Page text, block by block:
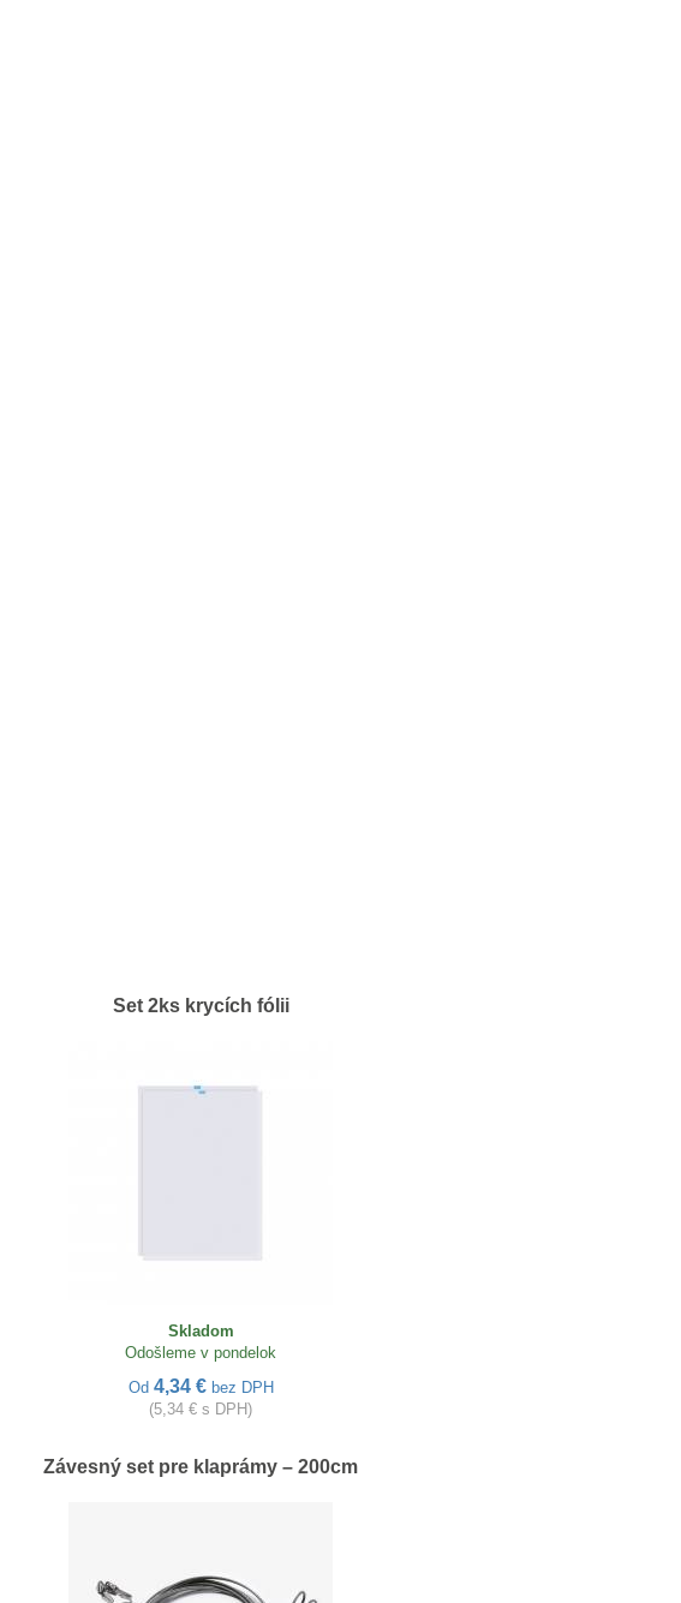
Set 2ks krycích fólii
Skladom
Odošleme v pondelok
Od 4,34 € bez DPH
(5,34 € s DPH)
Závesný set pre klaprámy – 200cm